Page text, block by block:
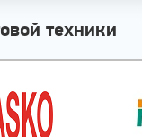
техники